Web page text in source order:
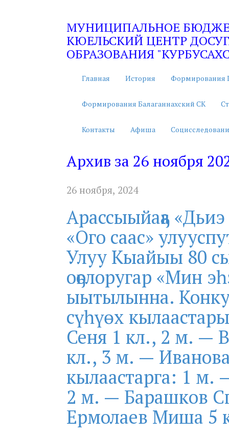
МУНИЦИПАЛЬНОЕ
КЮЕЛЬСКИЙ ЦЕНТР
ОБРАЗОВАНИЯ
Главная История Формирования
Формирования Балаганнахский СК
Контакты Афиша
Архив за 26 ноября
26 ноября, 2024
Арассыыйаҕа «Дьиэ
«Ого саас»
Улуу Кыайыы 80
оҕолоругар «Мин
ыытылынна.
сүһүөх
Сеня 1 кл., 2 м. —
кл., 3 м. —
кылаастарга: 1 м.
2 м. — Барашков
Ермолаев Миша 5